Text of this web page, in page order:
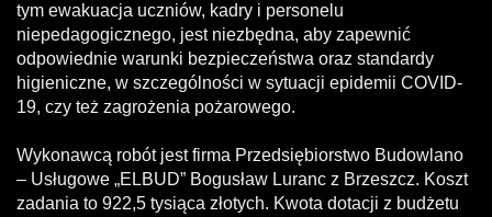
tym ewakuacja uczniów, kadry i personelu
niepedagogicznego, jest niezbędna, aby zapewnić
odpowiednie warunki bezpieczeństwa oraz standardy
higieniczne, w szczególności w sytuacji epidemii COVID-
19, czy też zagrożenia pożarowego.
Wykonawcą robót jest firma Przedsiębiorstwo Budowlano
– Usługowe „ELBUD” Bogusław Luranc z Brzeszcz. Koszt
zadania to 922,5 tysiąca złotych. Kwota dotacji z budżetu